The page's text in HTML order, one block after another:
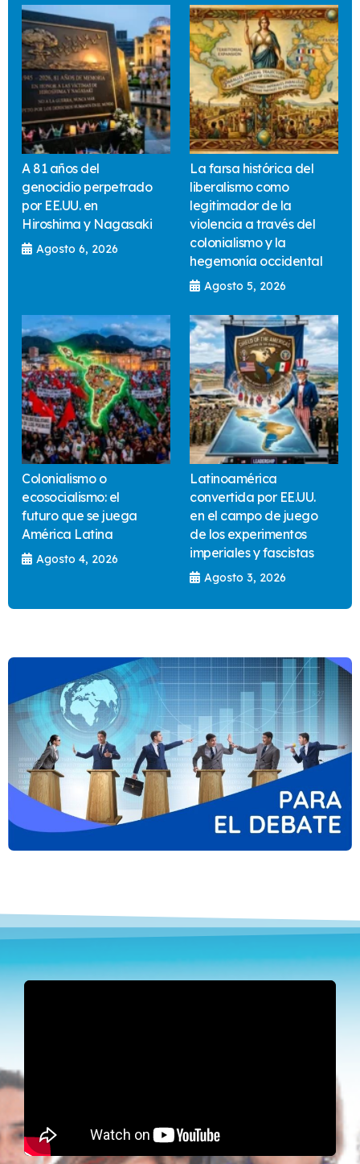
A 81 años del
genocidio perpetrado
por EE.UU. en
Hiroshima y Nagasaki
Agosto 6, 2026
La farsa histórica del
liberalismo como
legitimador de la
violencia a través del
colonialismo y la
hegemonía occidental
Agosto 5, 2026
Colonialismo o
ecosocialismo: el
futuro que se juega
América Latina
Agosto 4, 2026
Latinoamérica
convertida por EE.UU.
en el campo de juego
de los experimentos
imperiales y fascistas
Agosto 3, 2026